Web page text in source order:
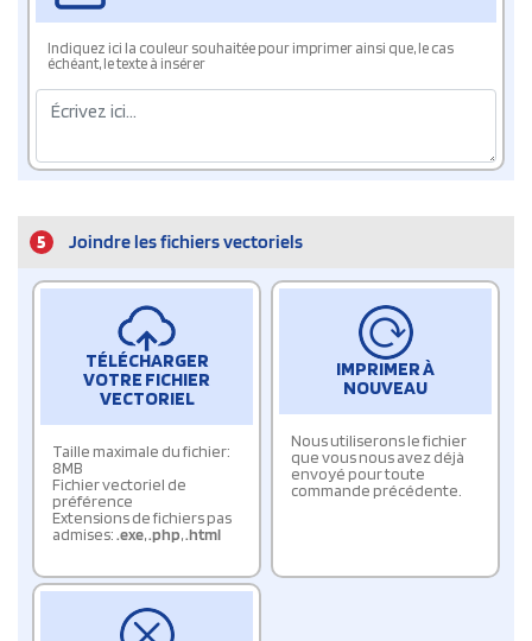
Indiquez ici la couleur souhaitée pour imprimer ainsi que, le cas
échéant, le texte à insérer
5 Joindre les fichiers vectoriels
TÉLÉCHARGER
VOTRE FICHIER
VECTORIEL
Taille maximale du fichier:
8MB
Fichier vectoriel de
préférence
Extensions de fichiers pas
admises:.exe,.php,.html
IMPRIMER À
NOUVEAU
Nous utiliserons le fichier
que vous nous avez déjà
envoyé pour toute
commande précédente.